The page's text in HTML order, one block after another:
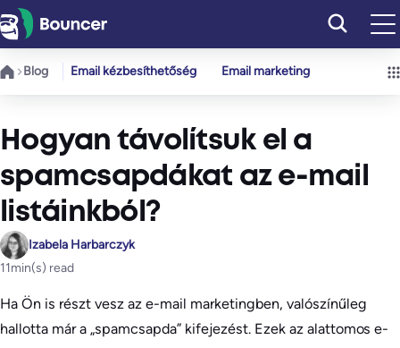
Ugrás
a
tartalomhoz
Blog Email kézbesíthetőség Email marketing
Hogyan távolítsuk el a
spamcsapdákat az e-mail
listáinkból?
Izabela Harbarczyk
11min(s) read
Ha Ön is részt vesz az e-mail marketingben, valószínűleg
hallotta már a „spamcsapda” kifejezést. Ezek az alattomos e-